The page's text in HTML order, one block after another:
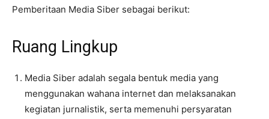
Pemberitaan Media Siber sebagai berikut:
Ruang Lingkup
Media Siber adalah segala bentuk media yang
menggunakan wahana internet dan melaksanakan
kegiatan jurnalistik, serta memenuhi persyaratan